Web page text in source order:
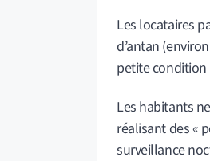
Les locataires
d’antan (environ
petite condition
Les habitants
réalisant des «
surveillance